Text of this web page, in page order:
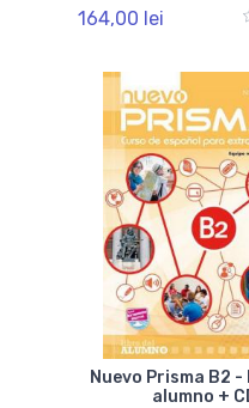
164,00 lei
Nuevo Prisma B2 -
alumno +